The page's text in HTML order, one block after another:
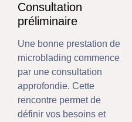
Consultation
préliminaire
Une bonne prestation de
microblading commence
par une consultation
approfondie. Cette
rencontre permet de
définir vos besoins et